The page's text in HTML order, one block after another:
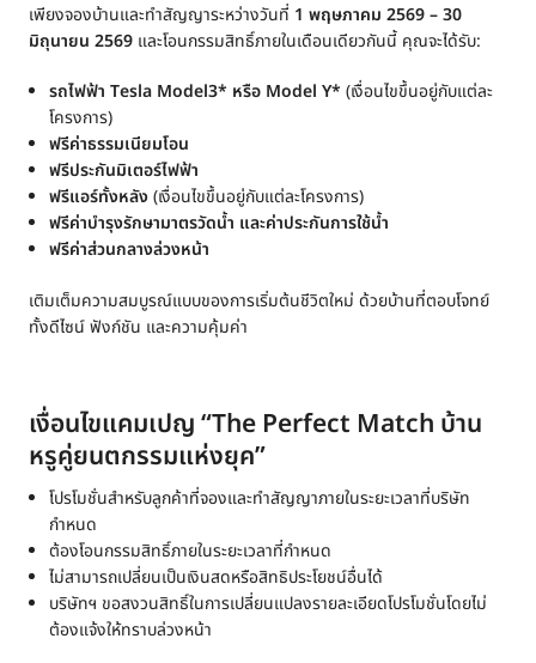
เพียงจองบ้านและทำสัญญาระหว่างวันที่ 1 พฤษภาคม 2569 – 30
มิถุนายน 2569 และโอนกรรมสิทธิ์ภายในเดือนเดียวกันนี้ คุณจะได้รับ:
รถไฟฟ้า TeslaModel3* หรือ Model Y* (เงื่อนไขขึ้นอยู่กับแต่ละ
โครงการ)
ฟรีค่าธรรมเนียมโอน
ฟรีประกันมิเตอร์ไฟฟ้า
ฟรีแอร์ทั้งหลัง(เงื่อนไขขึ้นอยู่กับแต่ละโครงการ)
ฟรีค่าบำรุงรักษามาตรวัดน้ำ และค่าประกันการใช้น้ำ
ฟรีค่าส่วนกลางล่วงหน้า
เติมเต็มความสมบูรณ์แบบของการเริ่มต้นชีวิตใหม่ ด้วยบ้านที่ตอบโจทย์
ทั้งดีไซน์ ฟังก์ชัน และความคุ้มค่า
เงื่อนไขแคมเปญ “The Perfect Match บ้าน
หรูคู่ยนตกรรมแห่งยุค”
โปรโมชั่นสำหรับลูกค้าที่จองและทำสัญญาภายในระยะเวลาที่บริษัท
กำหนด
ต้องโอนกรรมสิทธิ์ภายในระยะเวลาที่กำหนด
ไม่สามารถเปลี่ยนเป็นเงินสดหรือสิทธิประโยชน์อื่นได้
บริษัทฯ ขอสงวนสิทธิ์ในการเปลี่ยนแปลงรายละเอียดโปรโมชั่นโดยไม่
ต้องแจ้งให้ทราบล่วงหน้า